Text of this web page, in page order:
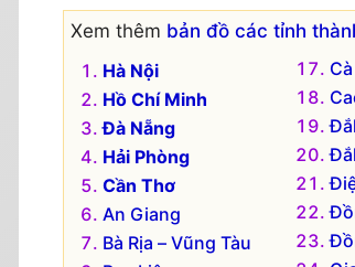
Xem thêm bản đồ các tỉnh
Hà Nội
Hồ Chí Minh
Đà Nẵng
Hải Phòng
Cần Thơ
An Giang
Bà Rịa – Vũng Tàu